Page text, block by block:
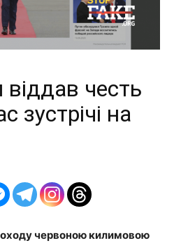
честь
зустрічі на
червоною килимовою